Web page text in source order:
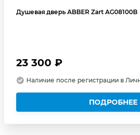
Душевая дверь ABBER Zart AG08100B
23 300 ₽
Наличие после регистрации в
ПОДРОБНЕЕ